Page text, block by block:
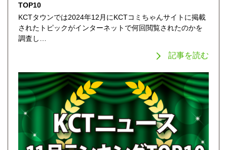
TOP10
KCTタウンでは2024年12月にKCTコミちゃんサイトに掲載
されたトピックがインターネットで何回閲覧されたのかを
調査し…
記事を読む